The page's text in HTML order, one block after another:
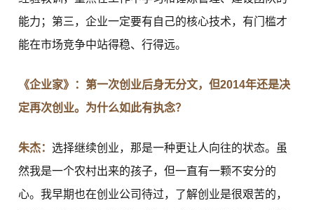
能力；第三，企业一定要有自己的核心技术，有门槛才
能在市场竞争中站得稳、行得远。
《企业家》：第一次创业后身无分文，但2014年还是决
定再次创业。为什么如此有执念？
朱杰： 选择继续创业，那是一种更让人向往的状态。虽
然我是一个农村出来的孩子，但一直有一颗不安分的
心。我早期也在创业公司待过，了解创业是很艰苦的，